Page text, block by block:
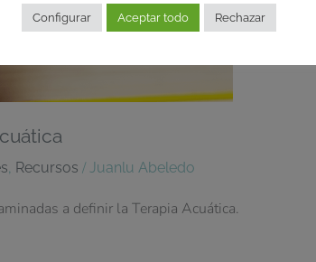
, Recursos / Juanlu Abeledo
a definir la Terapia Acuática.
Configurar Aceptar todo Rechazar